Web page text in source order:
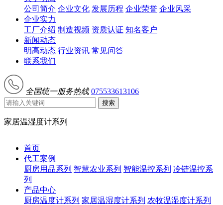
公司简介 企业文化 发展历程 企业荣誉 企业风采
企业实力
工厂介绍 制造视频 资质认证 知名客户
新闻动态
明高动态 行业资讯 常见问答
联系我们
全国统一服务热线 075533613106
搜索
家居温湿度计系列
首页
代工案例
厨房用品系列 智慧农业系列 智能温控系列 冷链温控系
列
产品中心
厨房温度计系列 家居温湿度计系列 农牧温湿度计系列